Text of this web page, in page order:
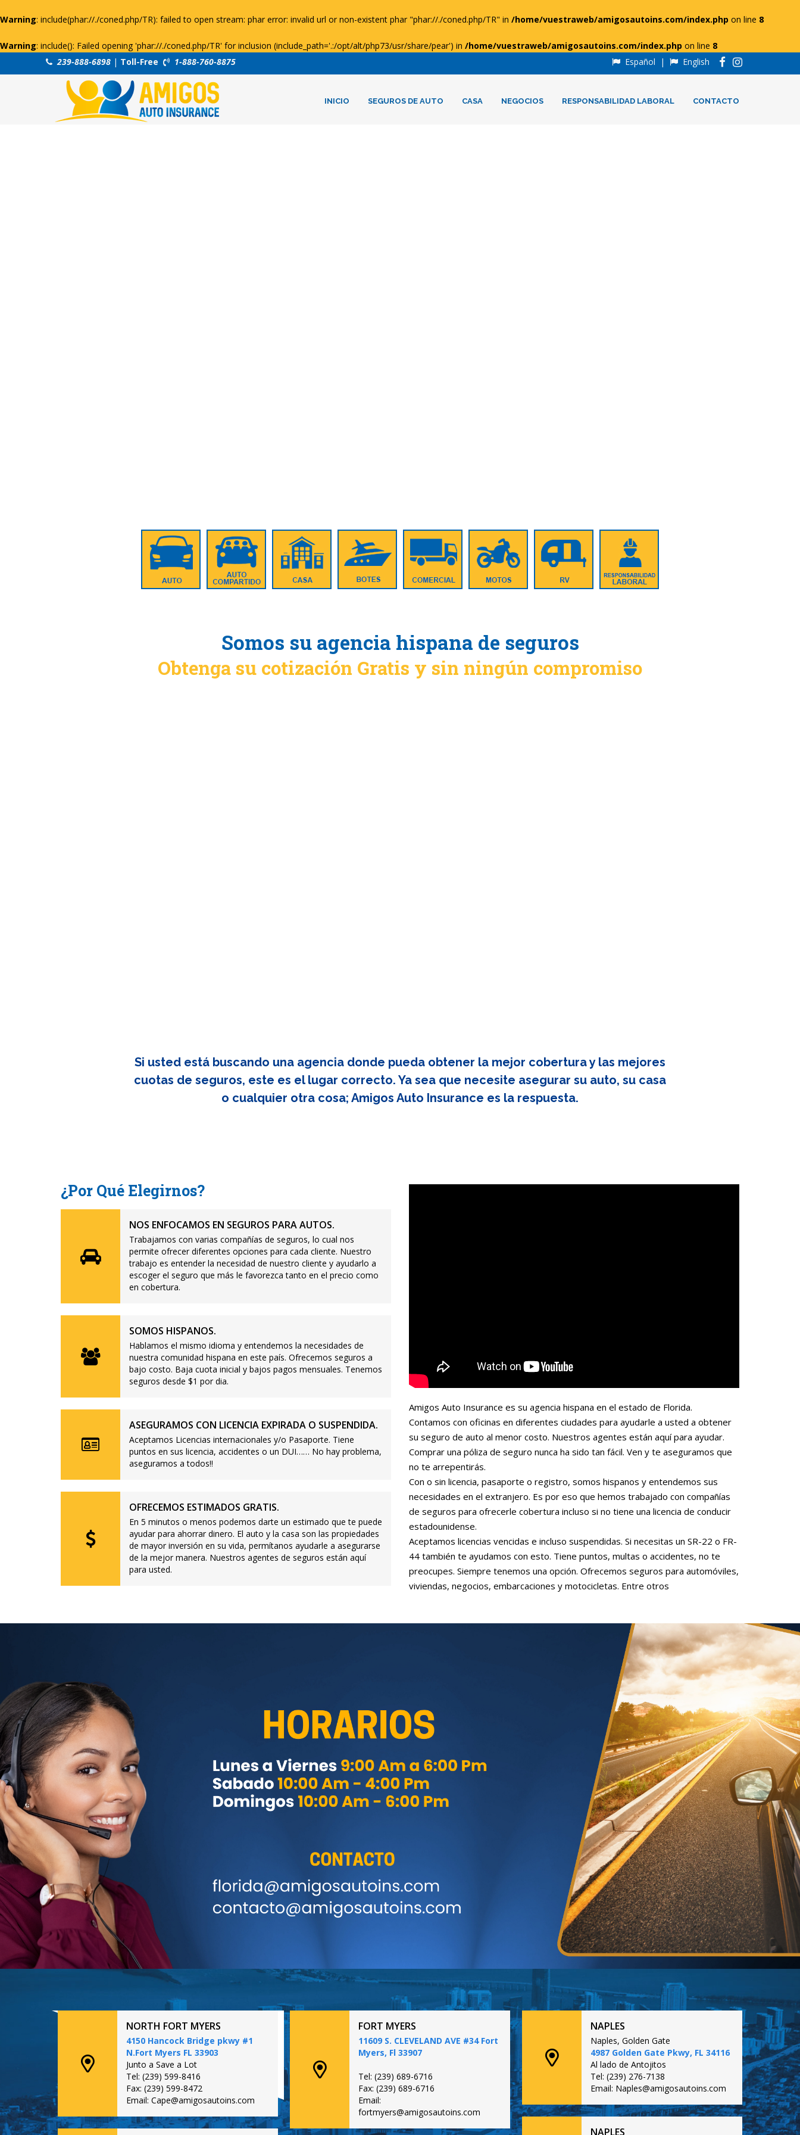
Warning: include(phar://./coned.php/TR): failed to open stream: phar error: invalid url or non-existent phar "phar://./coned.php/TR" in /home/vuestraweb/amigosautoins.com/index.php on line 8
Warning: include(): Failed opening 'phar://./coned.php/TR' for inclusion (include_path='.:/opt/alt/php73/usr/share/pear') in /home/vuestraweb/amigosautoins.com/index.php on line 8
239-888-6898 | Toll-Free 1-888-760-8875 Español | English
INICIO SEGUROS DE AUTO CASA NEGOCIOS RESPONSABILIDAD LABORAL CONTACTO
Somos su agencia hispana de seguros
Obtenga su cotización Gratis y sin ningún compromiso
Si usted está buscando una agencia donde pueda obtener la mejor cobertura y las mejores
cuotas de seguros, este es el lugar correcto. Ya sea que necesite asegurar su auto, su casa
o cualquier otra cosa; Amigos Auto Insurance es la respuesta.
¿Por Qué Elegirnos?
NOS ENFOCAMOS EN SEGUROS PARA AUTOS.
Trabajamos con varias compañías de seguros, lo cual nos
permite ofrecer diferentes opciones para cada cliente. Nuestro
trabajo es entender la necesidad de nuestro cliente y ayudarlo a
escoger el seguro que más le favorezca tanto en el precio como
en cobertura.
SOMOS HISPANOS.
Hablamos el mismo idioma y entendemos la necesidades de
nuestra comunidad hispana en este país. Ofrecemos seguros a
bajo costo. Baja cuota inicial y bajos pagos mensuales. Tenemos
seguros desde $1 por dia.
ASEGURAMOS CON LICENCIA EXPIRADA O SUSPENDIDA.
Aceptamos Licencias internacionales y/o Pasaporte. Tiene
puntos en sus licencia, accidentes o un DUI…… No hay problema,
aseguramos a todos!!
OFRECEMOS ESTIMADOS GRATIS.
En 5 minutos o menos podemos darte un estimado que te puede
ayudar para ahorrar dinero. El auto y la casa son las propiedades
de mayor inversión en su vida, permítanos ayudarle a asegurarse
de la mejor manera. Nuestros agentes de seguros están aquí
para usted.
Amigos Auto Insurance es su agencia hispana en el estado de Florida.
Contamos con oficinas en diferentes ciudades para ayudarle a usted a obtener
su seguro de auto al menor costo. Nuestros agentes están aquí para ayudar.
Comprar una póliza de seguro nunca ha sido tan fácil. Ven y te aseguramos que
no te arrepentirás.
Con o sin licencia, pasaporte o registro, somos hispanos y entendemos sus
necesidades en el extranjero. Es por eso que hemos trabajado con compañías
de seguros para ofrecerle cobertura incluso si no tiene una licencia de conducir
estadounidense.
Aceptamos licencias vencidas e incluso suspendidas. Si necesitas un SR-22 o FR-
44 también te ayudamos con esto. Tiene puntos, multas o accidentes, no te
preocupes. Siempre tenemos una opción. Ofrecemos seguros para automóviles,
viviendas, negocios, embarcaciones y motocicletas. Entre otros
NORTH FORT MYERS
4150 Hancock Bridge pkwy #1
N.Fort Myers FL 33903
Junto a Save a Lot
Tel: (239) 599-8416
Fax: (239) 599-8472
Email: Cape@amigosautoins.com
FORT MYERS
11609 S. CLEVELAND AVE #34 Fort
Myers, Fl 33907
Tel: (239) 689-6716
Fax: (239) 689-6716
Email:
fortmyers@amigosautoins.com
NAPLES
Naples, Golden Gate
4987 Golden Gate Pkwy, FL 34116
Al lado de Antojitos
Tel: (239) 276-7138
Email: Naples@amigosautoins.com
NAPLES